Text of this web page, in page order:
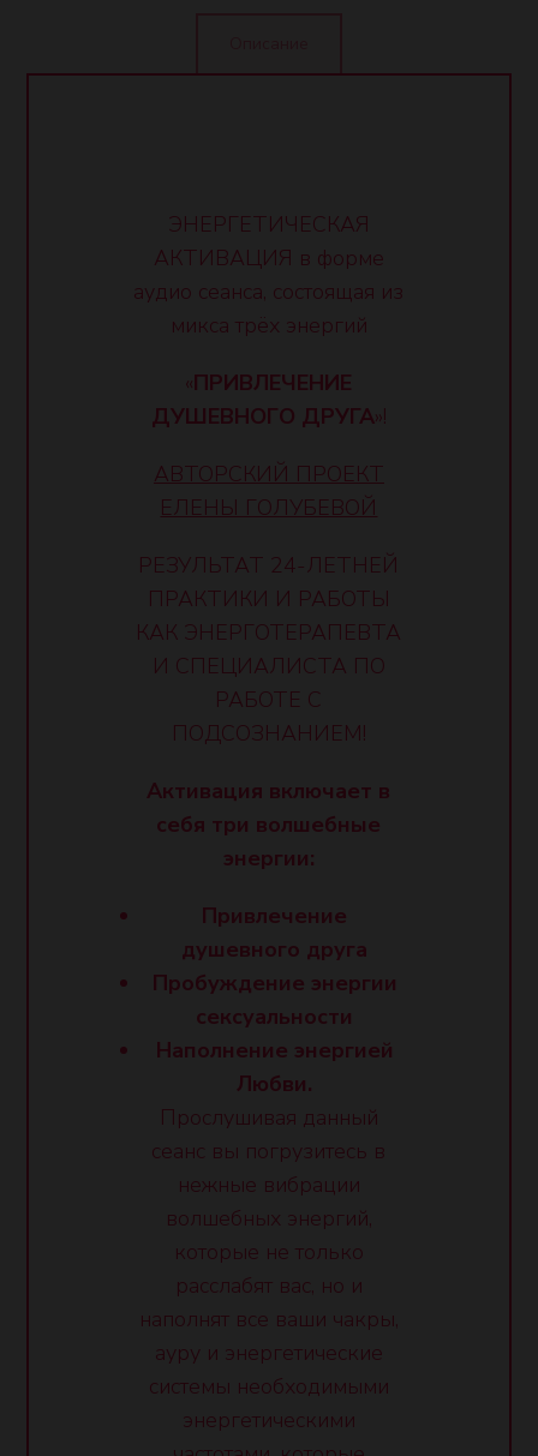
ЭНЕРГЕТИЧЕСКАЯ
АКТИВАЦИЯ в форме
аудио сеанса, состоящая из
микса трёх энергий
«ПРИВЛЕЧЕНИЕ
ДУШЕВНОГО ДРУГА»!
АВТОРСКИЙ ПРОЕКТ
ЕЛЕНЫ ГОЛУБЕВОЙ
РЕЗУЛЬТАТ 24-ЛЕТНЕЙ
ПРАКТИКИ И РАБОТЫ
КАК ЭНЕРГОТЕРАПЕВТА
И СПЕЦИАЛИСТА ПО
РАБОТЕ С
ПОДСОЗНАНИЕМ!
Активация включает в
себя три волшебные
энергии:
Привлечение
душевного друга
Пробуждение энергии
сексуальности
Наполнение энергией
Любви.
Прослушивая данный
сеанс вы погрузитесь в
нежные вибрации
волшебных энергий,
которые не только
расслабят вас, но и
наполнят все ваши чакры,
ауру и энергетические
системы необходимыми
энергетическими